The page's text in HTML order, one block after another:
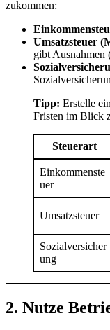
zukommen:
Umsatzsteuer
gibt Ausnahmen
Tipp: Erstelle
Fristen im Blick
Steuerart
Einkommenste
uer
Umsatzsteuer
Sozialversicher
ung
2. Nutze